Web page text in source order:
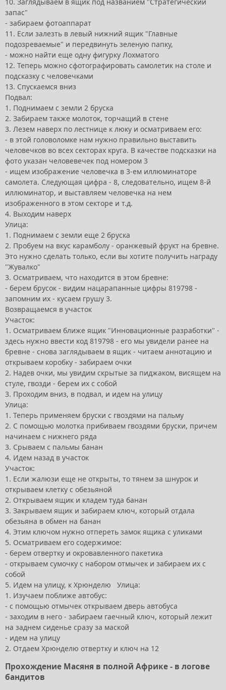
запас"
- забираем фотоаппарат
11. Если залезть в левый нижний ящик "Главные
подозреваемые" и передвинуть зеленую папку,
- можно найти еще одну фигурку Лохматого
12. Теперь можно сфотографировать самолетик на столе и
подсказку с человечками
13. Спускаемся вниз
Подвал:
1. Поднимаем с земли 2 бруска
2. Забираем также молоток, торчащий в стене
3. Лезем наверх по лестнице к люку и осматриваем его:
- в этой головоломке нам нужно правильно выставить
человечков во всех секторах круга. В качестве подсказки на
фото указан человевечек под номером 3
- ищем изображение человечка в 3-ем иллюминаторе
самолета. Следующая цифра - 8, следовательно, ищем 8-й
иллюминатор, и выставляем человечка на нем
изображенного в этом секторе и т.д.
4. Выходим наверх
Улица:
1. Поднимаем с земли еще 2 бруска
2. Пробуем на вкус карамболу - оранжевый фрукт на бревне.
Это нужно сделать только, если вы хотите получить награду
"Жувалко"
3. Осматриваем, что находится в этом бревне:
- берем брусок - видим нацарапанные цифры 819798 -
запомним их - кусаем грушу 3.
Возвращаемся в участок
Участок:
1. Осматриваем ближе ящик "Инновационные разработки" -
здесь нужно ввести код 819798 - его мы увидели ранее на
бревне - снова заглядываем в ящик - читаем аннотацию и
открываем коробку - забираем очки
2. Надев очки, мы увидим скрытые за пиджаком, висящем на
стуле, гвозди - берем их с собой
3. Проходим вниз, в подвал, и идем на улицу
Улица:
1. Теперь применяем бруски с гвоздями на пальму
2. С помощью молотка прибиваем гвоздями бруски, причем
начинаем с нижнего ряда
3. Срываем с пальмы банан
4. Идем назад в участок
Участок:
1. Если жалюзи еще не открыты, то тянем за шнурок и
открываем клетку с обезьяной
2. Открываем ящик и кладем туда банан
3. Закрываем ящик и забираем ключ, который отдала
обезьяна в обмен на банан
4. Этим ключом нужно отпереть замок ящика с уликами
5. Осматриваем его содержимое:
- берем отвертку и окровавленного пакетика
- открываем сумочку с набором отмычек и забираем их с
собой
5. Идем на улицу, к Хрюнделю Улица:
1. Изучаем поближе автобус:
- с помощью отмычек открываем дверь автобуса
- заходим в него - забираем гаечный ключ, который лежит
на заднем сиденье сразу за маской
- идем на улицу
2. Отдаем Хрюнделю отвертку и ключ на 12
Прохождение Масяня в полной Африке - в логове
бандитов